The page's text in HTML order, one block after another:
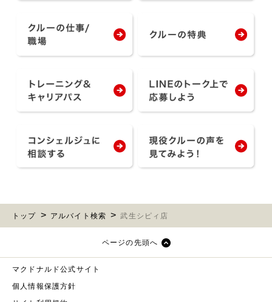
トップ アルバイト検索 武生シピィ店
ページの先頭へ
マクドナルド公式サイト
個人情報保護方針